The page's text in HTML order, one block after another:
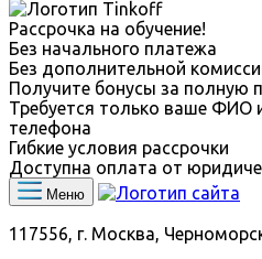
Рассрочка на обучение!
Без начального платежа
Без дополнительной
Получите бонусы за полную
Требуется только ваше ФИО
телефона
Гибкие условия рассрочки
Доступна оплата от
Меню
117556, г. Москва,